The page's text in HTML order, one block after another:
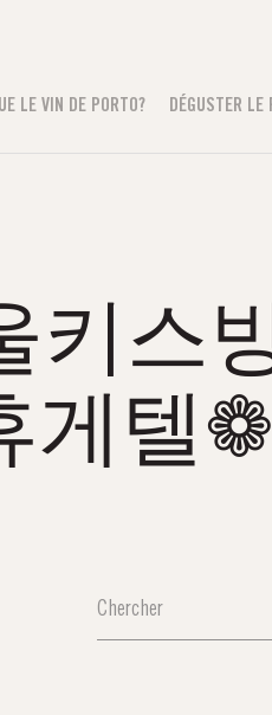
LE VIN DE PORTO? DÉGUSTER LE
키스
게텔